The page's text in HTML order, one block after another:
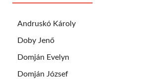
Andruskó Károly
Doby Jenő
Domján Evelyn
Domján József